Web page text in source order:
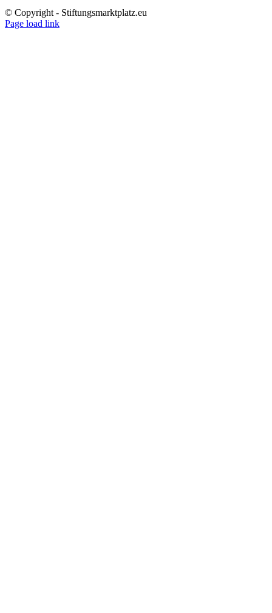
© Copyright - Stiftungsmarktplatz.eu
X
Xing
LinkedIn
YouTube
Newsletter-
Page load link